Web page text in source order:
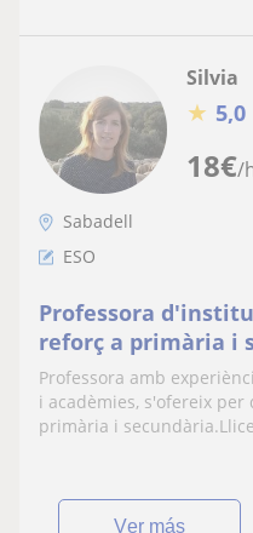
18€/
Silvia
★ 5,0
Sabadell
ESO
Professora
reforç a primària i
Professora amb
i acadèmies, s'ofereix per
primària i
ver más